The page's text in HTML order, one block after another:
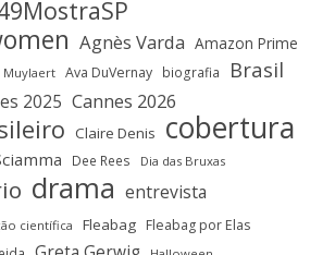
Agnès Varda Amazon Prime
Muylaert Ava DuVernay biografia Brasil
2025 Cannes 2026
Claire Denis cobertura
Dee Rees Dia das Bruxas
drama entrevista
científica Fleabag Fleabag por Elas